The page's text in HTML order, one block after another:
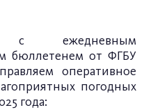
с ежедневным
бюллетенем от ФГБУ
оперативное
погодных
года: